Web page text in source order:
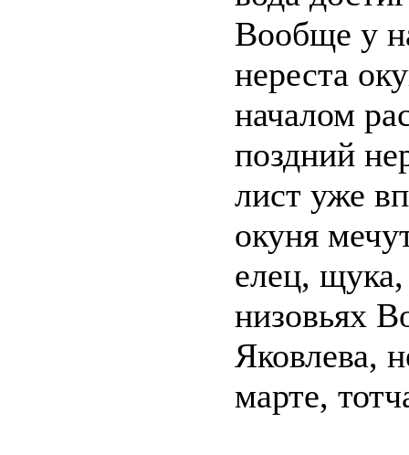
Вообще у
нереста
началом
поздний
лист уже
окуня
елец,
низовьях
Яковлева,
марте,